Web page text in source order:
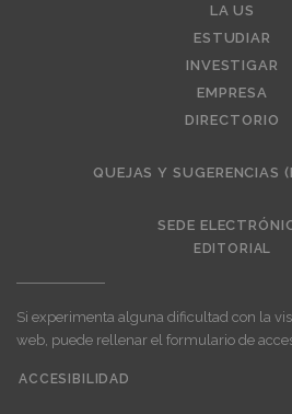
LA US
ESTUDIAR
INVESTIGAR
EMPRESA
DIRECTORIO
QUEJAS Y SUGERENCIAS
SEDE
EDITORIAL
Si experimenta alguna dificultad con la
web, puede rellenar el formulario de
ACCESIBILIDAD